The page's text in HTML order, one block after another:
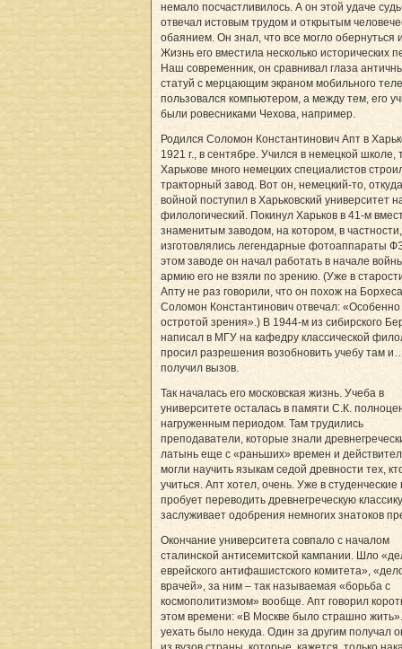
немало посчастливилось. А он этой удаче
отвечал истовым трудом и открытым
обаянием. Он знал, что все могло обернуться
Жизнь его вместила несколько исторических
Наш современник, он сравнивал глаза
статуй с мерцающим экраном мобильного
пользовался компьютером, а между тем, его
были ровесниками Чехова, например.
Родился Соломон Константинович Апт в
1921 г., в сентябре. Учился в немецкой школе,
Харькове много немецких специалистов
тракторный завод. Вот он, немецкий-то,
войной поступил в Харьковский университет
филологический. Покинул Харьков в 41-м
знаменитым заводом, на котором, в частности,
изготовлялись легендарные фотоаппараты
этом заводе он начал работать в начале
армию его не взяли по зрению. (Уже в
Апту не раз говорили, что он похож на
Соломон Константинович отвечал: «Особенно
остротой зрения».) В 1944-м из сибирского
написал в МГУ на кафедру классической
просил разрешения возобновить учебу там
получил вызов.
Так началась его московская жизнь. Учеба в
университете осталась в памяти С.К.
нагруженным периодом. Там трудились
преподаватели, которые знали
латынь еще с «раньших» времен и
могли научить языкам седой древности тех,
учиться. Апт хотел, очень. Уже в студенческие
пробует переводить древнегреческую
заслуживает одобрения немногих знатоков
Окончание университета совпало с началом
сталинской антисемитской кампании. Шло
еврейского антифашистского комитета»,
врачей», за ним – так называемая «борьба с
космополитизмом» вообще. Апт говорил
этом времени: «В Москве было страшно
уехать было некуда. Один за другим получал